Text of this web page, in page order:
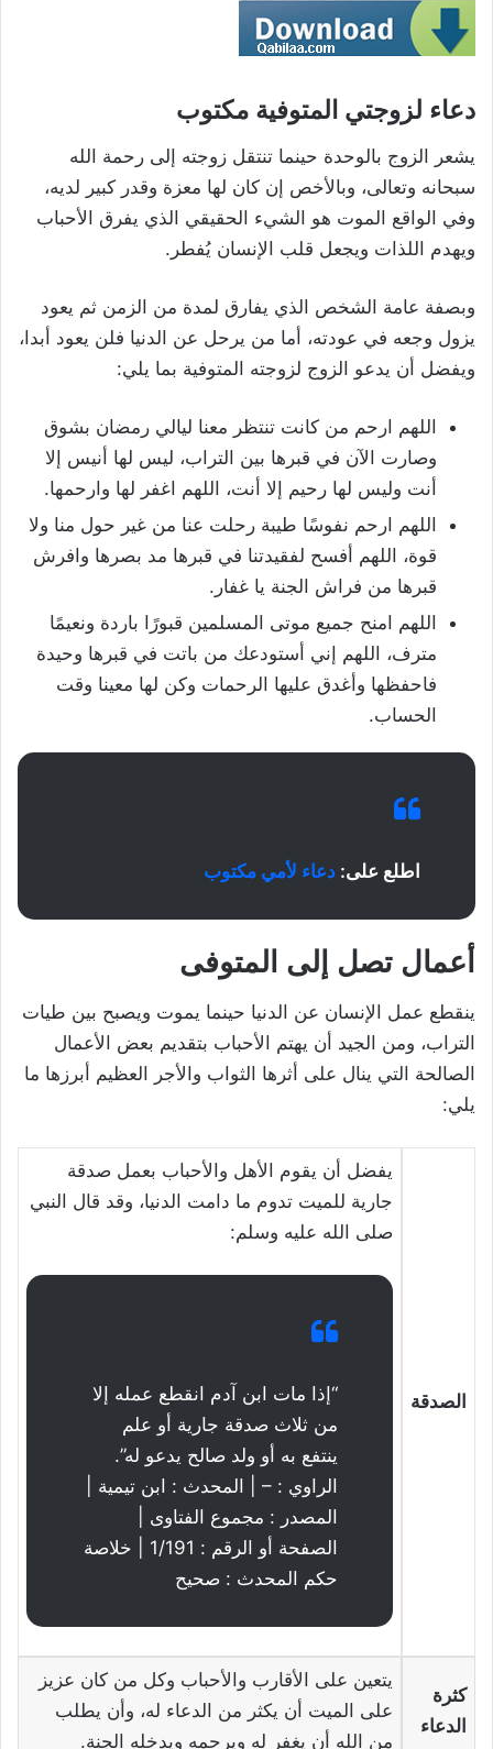
دعاء لزوجتي المتوفية مكتوب
يشعر الزوج بالوحدة حينما تنتقل زوجته إلى رحمة الله
سبحانه وتعالى، وبالأخص إن كان لها معزة وقدر كبير لديه،
وفي الواقع الموت هو الشيء الحقيقي الذي يفرق الأحباب
ويهدم اللذات ويجعل قلب الإنسان يُفطر.
وبصفة عامة الشخص الذي يفارق لمدة من الزمن ثم يعود
يزول وجعه في عودته، أما من يرحل عن الدنيا فلن يعود أبدا،
ويفضل أن يدعو الزوج لزوجته المتوفية بما يلي:
اللهم ارحم من كانت تنتظر معنا ليالي رمضان بشوق
وصارت الآن في قبرها بين التراب، ليس لها أنيس إلا
أنت وليس لها رحيم إلا أنت، اللهم اغفر لها وارحمها.
اللهم ارحم نفوسًا طيبة رحلت عنا من غير حول منا ولا
قوة، اللهم أفسح لفقيدتنا في قبرها مد بصرها وافرش
قبرها من فراش الجنة يا غفار.
اللهم امنح جميع موتى المسلمين قبورًا باردة ونعيمًا
مترف، اللهم إني أستودعك من باتت في قبرها وحيدة
فاحفظها وأغدق عليها الرحمات وكن لها معينا وقت
الحساب.
اطلع على: دعاء لأمي مكتوب
أعمال تصل إلى المتوفى
ينقطع عمل الإنسان عن الدنيا حينما يموت ويصبح بين طيات
التراب، ومن الجيد أن يهتم الأحباب بتقديم بعض الأعمال
الصالحة التي ينال على أثرها الثواب والأجر العظيم أبرزها ما
يلي:
الصدقة
يفضل أن يقوم الأهل والأحباب بعمل صدقة
جارية للميت تدوم ما دامت الدنيا، وقد قال النبي
صلى الله عليه وسلم:
“إذا مات ابن آدم انقطع عمله إلا
من ثلاث صدقة جارية أو علم
ينتفع به أو ولد صالح يدعو له”.
الراوي : – | المحدث : ابن تيمية |
المصدر : مجموع الفتاوى |
الصفحة أو الرقم : 1/191 | خلاصة
حكم المحدث : صحيح
كثرة
الدعاء
يتعين على الأقارب والأحباب وكل من كان عزيز
على الميت أن يكثر من الدعاء له، وأن يطلب
من الله أن يغفر له ويرحمه ويدخله الجنة.